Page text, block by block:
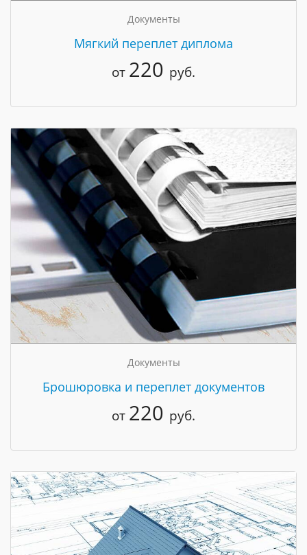
Документы
Мягкий переплет диплома
от 220 руб.
Документы
Брошюровка и переплет документов
от 220 руб.